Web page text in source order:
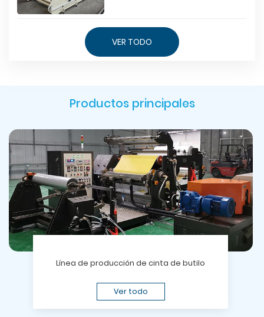
VER TODO
Productos principales
Línea de producción de cinta de butilo
Ver todo